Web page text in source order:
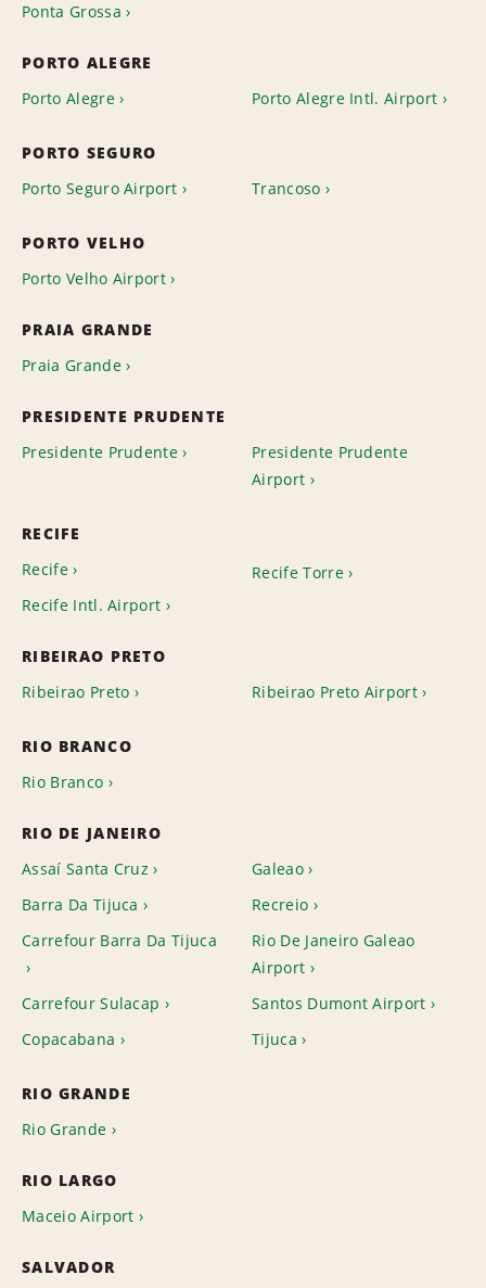
Ponta Grossa
PORTO ALEGRE
Porto Alegre
Porto Alegre Intl. Airport
PORTO SEGURO
Porto Seguro Airport
Trancoso
PORTO VELHO
Porto Velho Airport
PRAIA GRANDE
Praia Grande
PRESIDENTE PRUDENTE
Presidente Prudente
Presidente Prudente
Airport
RECIFE
Recife
Recife Intl. Airport
Recife Torre
RIBEIRAO PRETO
Ribeirao Preto
Ribeirao Preto Airport
RIO BRANCO
Rio Branco
RIO DE JANEIRO
Assaí Santa Cruz
Barra Da Tijuca
Carrefour Barra Da Tijuca
Carrefour Sulacap
Copacabana
Galeao
Recreio
Rio De Janeiro Galeao
Airport
Santos Dumont Airport
Tijuca
RIO GRANDE
Rio Grande
RIO LARGO
Maceio Airport
SALVADOR